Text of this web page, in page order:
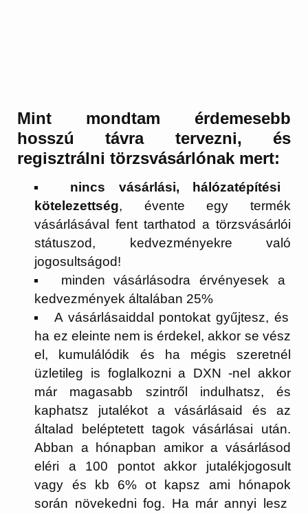
Mint mondtam érdemesebb
hosszú távra tervezni, és
regisztrálni törzsvásárlónak mert:
nincs vásárlási, hálózatépítési
kötelezettség, évente egy termék
vásárlásával fent tarthatod a törzsvásárlói
státuszod, kedvezményekre való
jogosultságod!
minden vásárlásodra érvényesek a
kedvezmények általában 25%
A vásárlásaiddal pontokat gyűjtesz, és
ha ez eleinte nem is érdekel, akkor se vész
el, kumulálódik és ha mégis szeretnél
üzletileg is foglalkozni a DXN -nel akkor
már magasabb szintről indulhatsz, és
kaphatsz jutalékot a vásárlásaid és az
általad beléptetett tagok vásárlásai után.
Abban a hónapban amikor a vásárlásod
eléri a 100 pontot akkor jutalékjogosult
vagy és kb 6% ot kapsz ami hónapok
során növekedni fog. Ha már annyi lesz